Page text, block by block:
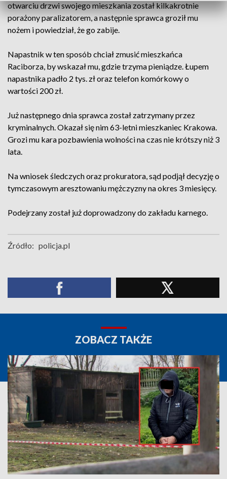
otwarciu drzwi swojego mieszkania został kilkakrotnie
porażony paralizatorem, a następnie sprawca groził mu
nożem i powiedział, że go zabije.
Napastnik w ten sposób chciał zmusić mieszkańca
Raciborza, by wskazał mu, gdzie trzyma pieniądze. Łupem
napastnika padło 2 tys. zł oraz telefon komórkowy o
wartości 200 zł.
Już następnego dnia sprawca został zatrzymany przez
kryminalnych. Okazał się nim 63-letni mieszkaniec Krakowa.
Grozi mu kara pozbawienia wolności na czas nie krótszy niż 3
lata.
Na wniosek śledczych oraz prokuratora, sąd podjął decyzję o
tymczasowym aresztowaniu mężczyzny na okres 3 miesięcy.
Podejrzany został już doprowadzony do zakładu karnego.
Źródło: policja.pl
ZOBACZ TAKŻE